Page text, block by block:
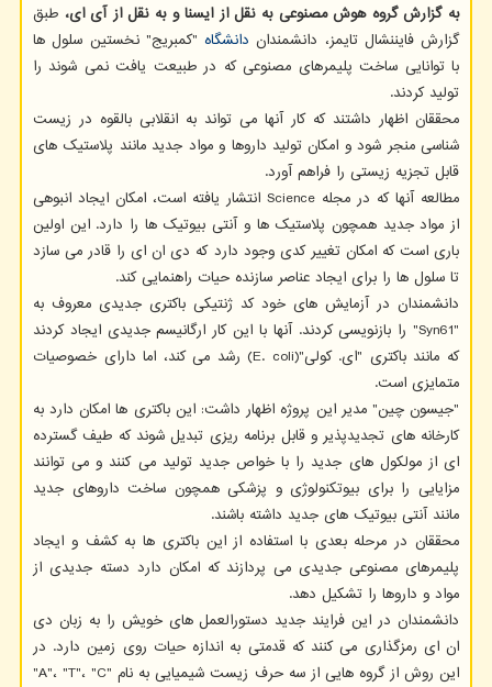
به گزارش گروه هوش مصنوعی به نقل از ایسنا و به نقل از آی ای، طبق
گزارش فایننشال تایمز، دانشمندان دانشگاه "کمبریج" نخستین سلول ها
با توانایی ساخت پلیمرهای مصنوعی که در طبیعت یافت نمی شوند را
تولید کردند.
محققان اظهار داشتند که کار آنها می تواند به انقلابی بالقوه در زیست
شناسی منجر شود و امکان تولید داروها و مواد جدید مانند پلاستیک های
قابل تجزیه زیستی را فراهم آورد.
مطالعه آنها که در مجله Science انتشار یافته است، امکان ایجاد انبوهی
از مواد جدید همچون پلاستیک ها و آنتی بیوتیک ها را دارد. این اولین
باری است که امکان تغییر کدی وجود دارد که دی ان ای را قادر می سازد
تا سلول ها را برای ایجاد عناصر سازنده حیات راهنمایی کند.
دانشمندان در آزمایش های خود کد ژنتیکی باکتری جدیدی معروف به
"Syn61" را بازنویسی کردند. آنها با این کار ارگانیسم جدیدی ایجاد کردند
که مانند باکتری "ای. کولی"(E. coli) رشد می کند، اما دارای خصوصیات
متمایزی است.
"جیسون چین" مدیر این پروژه اظهار داشت: این باکتری ها امکان دارد به
کارخانه های تجدیدپذیر و قابل برنامه ریزی تبدیل شوند که طیف گسترده
ای از مولکول های جدید را با خواص جدید تولید می کنند و می توانند
مزایایی را برای بیوتکنولوژی و پزشکی همچون ساخت داروهای جدید
مانند آنتی بیوتیک های جدید داشته باشند.
محققان در مرحله بعدی با استفاده از این باکتری ها به کشف و ایجاد
پلیمرهای مصنوعی جدیدی می پردازند که امکان دارد دسته جدیدی از
مواد و داروها را تشکیل دهد.
دانشمندان در این فرایند جدید دستورالعمل های خویش را به زبان دی
ان ای رمزگذاری می کنند که قدمتی به اندازه حیات روی زمین دارد. در
این روش از گروه هایی از سه حرف زیست شیمیایی به نام "A"، "T"، "C"